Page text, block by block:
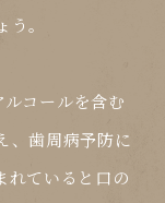
。
コールを含む
、歯周病予防に
れていると口の